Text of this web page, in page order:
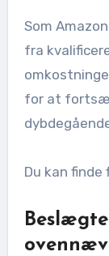
Som
fra
for at
Du kan finde